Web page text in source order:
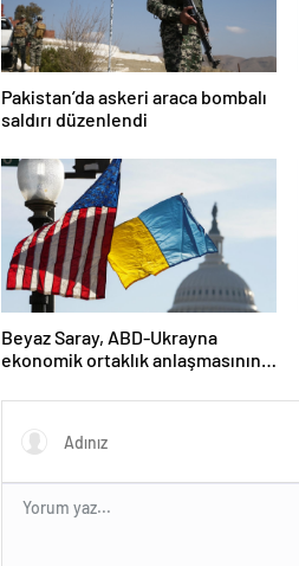
Pakistan’da askeri araca bombalı
saldırı düzenlendi
Beyaz Saray, ABD-Ukrayna
ekonomik ortaklık anlaşmasının